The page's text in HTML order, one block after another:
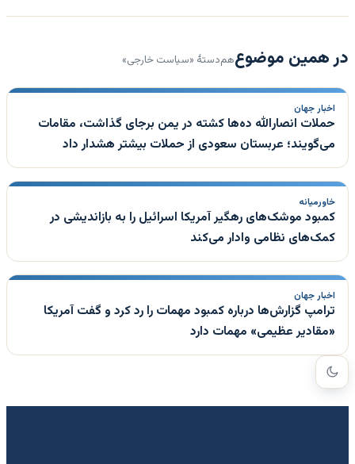
در همین موضوعهم‌دستهٔ «سیاست خارجی»
اخبار جهان
حملات انصارالله ده‌ها کشته در یمن برجای گذاشت، مقامات
می‌گویند؛ عربستان سعودی از حملات بیشتر هشدار داد
خاورمیانه
کمبود موشک‌های رهگیر آمریکا اسرائیل را به بازاندیشی در
کمک‌های نظامی وادار می‌کند
اخبار جهان
ترامپ گزارش‌ها درباره کمبود مهمات را رد کرد و گفت آمریکا
«مقادیر عظیمی» مهمات دارد